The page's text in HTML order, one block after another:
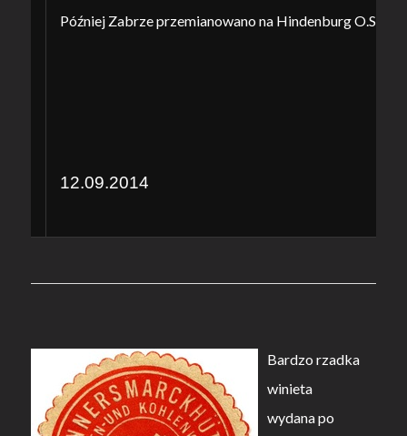
Później Zabrze przemianowano na Hindenburg O.S.
12.09.2014
Bardzo rzadka
winieta
wydana po